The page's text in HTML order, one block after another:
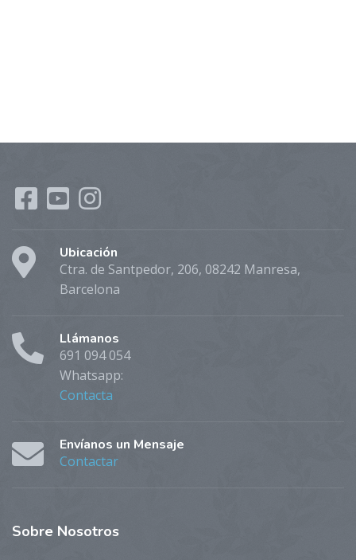
Ubicación
Ctra. de Santpedor, 206, 08242 Manresa,
Barcelona
Llámanos
691 094 054
Whatsapp:
Contacta
Envíanos un Mensaje
Contactar
Sobre Nosotros